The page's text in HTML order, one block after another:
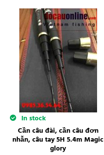
In stock
Cần câu đài, cần câu đơn
nhẫn, câu tay 5H 5.4m Magic
glory